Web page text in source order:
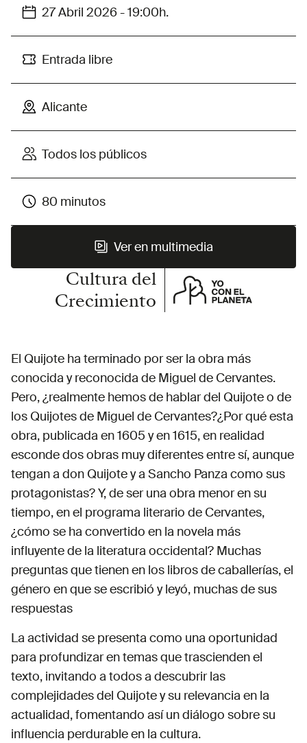
27 Abril 2026 - 19:00h.
Entrada libre
Alicante
Todos los públicos
80 minutos
Ver en multimedia
Ver en multimedia
Cultura del
Crecimiento
El Quijote ha terminado por ser la obra más
conocida y reconocida de Miguel de Cervantes.
Pero, ¿realmente hemos de hablar del Quijote o de
los Quijotes de Miguel de Cervantes?¿Por qué esta
obra, publicada en 1605 y en 1615, en realidad
esconde dos obras muy diferentes entre sí, aunque
tengan a don Quijote y a Sancho Panza como sus
protagonistas? Y, de ser una obra menor en su
tiempo, en el programa literario de Cervantes,
¿cómo se ha convertido en la novela más
influyente de la literatura occidental? Muchas
preguntas que tienen en los libros de caballerías, el
género en que se escribió y leyó, muchas de sus
respuestas
La actividad se presenta como una oportunidad
para profundizar en temas que trascienden el
texto, invitando a todos a descubrir las
complejidades del Quijote y su relevancia en la
actualidad, fomentando así un diálogo sobre su
influencia perdurable en la cultura.